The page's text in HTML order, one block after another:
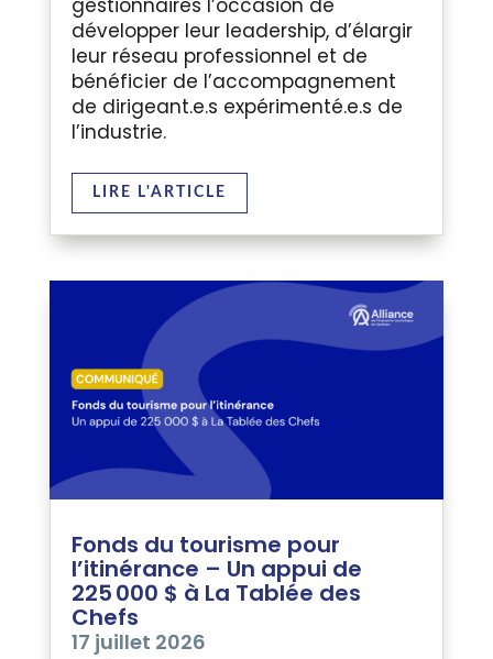
gestionnaires l’occasion de
développer leur leadership, d’élargir
leur réseau professionnel et de
bénéficier de l’accompagnement
de dirigeant.e.s expérimenté.e.s de
l’industrie.
LIRE L'ARTICLE
Fonds du tourisme pour
l’itinérance – Un appui de
225 000 $ à La Tablée des
Chefs
17 juillet 2026